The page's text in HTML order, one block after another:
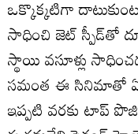
ఒక్కొక్కటిగా
సాధించి జెట్ స్పీడ్‌తో
స్థాయి వసూళ్లు
సమంత ఈ సినిమాతో
ఇప్పటి వరకు టాప్‌